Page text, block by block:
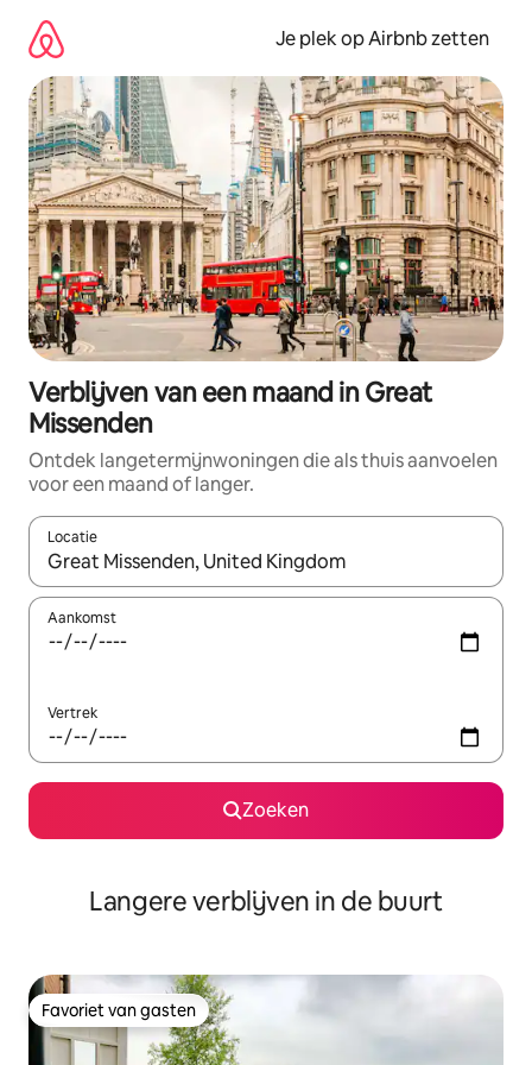
direct
naar
inhoud
Je plek op Airbnb zetten
Verblijven van een maand in Great
Missenden
Ontdek langetermijnwoningen die als thuis aanvoelen
voor een maand of langer.
Locatie
Wanneer er resultaten beschikbaar zijn, maak je een keuze
Aankomst
Vertrek
Zoeken
Langere verblijven in de buurt
Favoriet van gasten
Favoriet van gasten